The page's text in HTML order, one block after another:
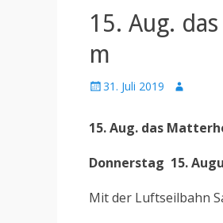
15. Aug.
m
Posted
31. Juli 2019 Author
15. Aug. das
Donnerstag 15.
Mit der Luftseilbahn